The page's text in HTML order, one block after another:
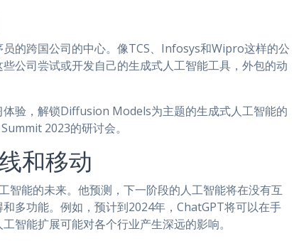
的跨国公司的中心。像TCS、Infosys和Wipro这样的公
公司尝试或开发自己的生成式人工智能工具，外包的动
验，解锁Diffusion Models为主题的生成式人工智能的
2023的研讨会。
和移动
智能的未来。他预测，下一阶段的人工智能将在没有互
多功能。例如，预计到2024年，ChatGPT将可以在手
智能扩展可能对各个行业产生深远的影响。